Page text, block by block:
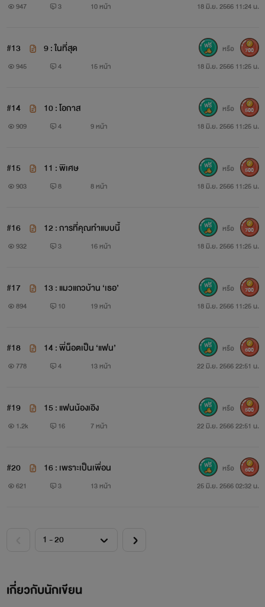
947 3 10 หน้า 18 มิ.ย. 2566 11:24 น.
#13 9 : ในที่สุด
945 4 15 หน้า 18 มิ.ย. 2566 11:25 น.
หรือ 700
#14 10 : โอกาส
909 4 9 หน้า 18 มิ.ย. 2566 11:25 น.
หรือ 500
#15 11 : พิเศษ
903 8 8 หน้า 18 มิ.ย. 2566 11:25 น.
หรือ 500
#16 12 : การที่คุณทำแบบนี้
932 3 16 หน้า 18 มิ.ย. 2566 11:25 น.
หรือ 700
#17 13 : แมวแถวบ้าน ‘เธอ’
894 10 19 หน้า 18 มิ.ย. 2566 11:25 น.
หรือ 700
#18 14 : พี่น็อตเป็น ‘แฟน’
778 4 13 หน้า 22 มิ.ย. 2566 22:51 น.
หรือ 600
#19 15 : แฟนน้องเอิง
1.2k 16 7 หน้า 22 มิ.ย. 2566 22:51 น.
หรือ 500
#20 16 : เพราะเป็นเพื่อน
621 3 13 หน้า 25 มิ.ย. 2566 02:32 น.
หรือ 600
เกี่ยวกับนักเขียน